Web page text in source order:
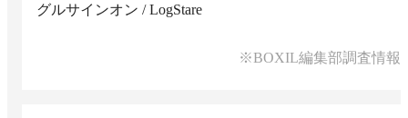
グルサインオン /LogStare
※BOXIL編集部調査情報